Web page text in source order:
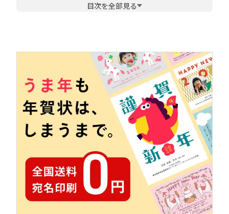
年賀状じまいをするデメリット
失礼と感じる方もいる
お正月が少し寂しくなる
年賀状を再開しにくい
年賀状じまいの伝え方
年賀状で伝える
目次を全部見る